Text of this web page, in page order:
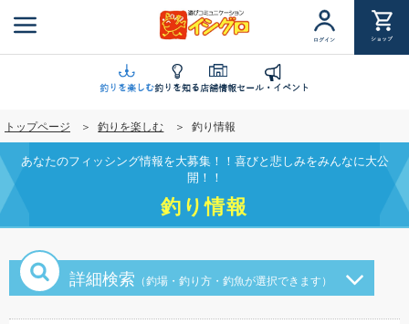
ン
に
移
動
ログイン ショップ
釣りを楽しむ釣りを知る店舗情報セール・イベント
トップページ 釣りを楽しむ 釣り情報
あなたのフィッシング情報を大募集！！喜びと悲しみをみんなに大公
開！！
釣り情報
詳細検索 （釣場・釣り方・釣魚が選択できます）